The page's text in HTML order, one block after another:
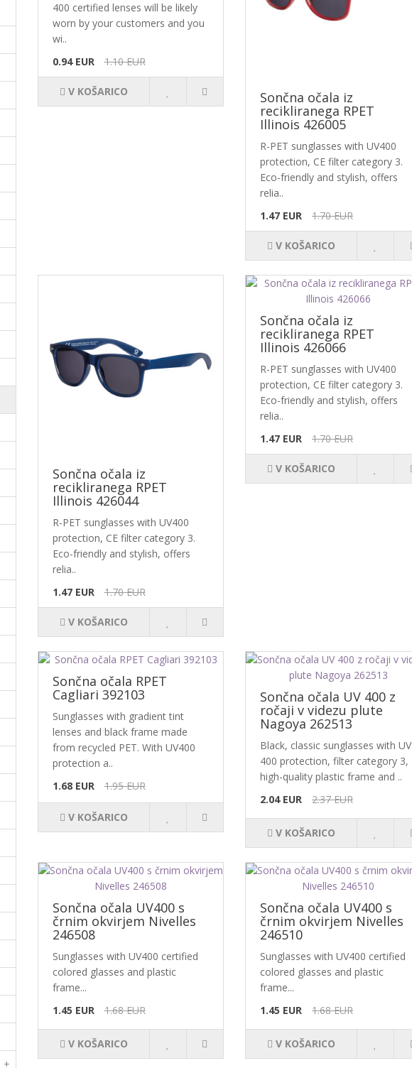
+
400 certified lenses will be likely
worn by your customers and you
wi..
0.94 EUR
1.10 EUR
V KOŠARICO Sončna očala iz
recikliranega RPET
Illinois 426005
R-PET sunglasses with UV400
protection, CE filter category 3.
Eco-friendly and stylish, offers
relia..
1.47 EUR
1.70 EUR
V KOŠARICO
Sončna očala iz
recikliranega RPET
Illinois 426044
R-PET sunglasses with UV400
protection, CE filter category 3.
Eco-friendly and stylish, offers
relia..
1.47 EUR
1.70 EUR
V KOŠARICO
Sončna očala iz
recikliranega RPET
Illinois 426066
R-PET sunglasses with UV400
protection, CE filter category 3.
Eco-friendly and stylish, offers
relia..
1.47 EUR
1.70 EUR
V KOŠARICO
Sončna očala RPET
Cagliari 392103
Sunglasses with gradient tint
lenses and black frame made
from recycled PET. With UV400
protection a..
1.68 EUR
1.95 EUR
V KOŠARICO
Sončna očala UV 400 z
ročaji v videzu plute
Nagoya 262513
Black, classic sunglasses with UV
400 protection, filter category 3,
high-quality plastic frame and ..
2.04 EUR
2.37 EUR
V KOŠARICO
Sončna očala UV400 s
črnim okvirjem Nivelles
246508
Sunglasses with UV400 certified
colored glasses and plastic
frame...
1.45 EUR
1.68 EUR
V KOŠARICO
Sončna očala UV400 s
črnim okvirjem Nivelles
246510
Sunglasses with UV400 certified
colored glasses and plastic
frame...
1.45 EUR
1.68 EUR
V KOŠARICO